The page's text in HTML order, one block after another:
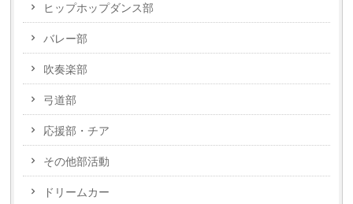
ヒップホップダンス部
バレー部
吹奏楽部
弓道部
応援部・チア
その他部活動
ドリームカー